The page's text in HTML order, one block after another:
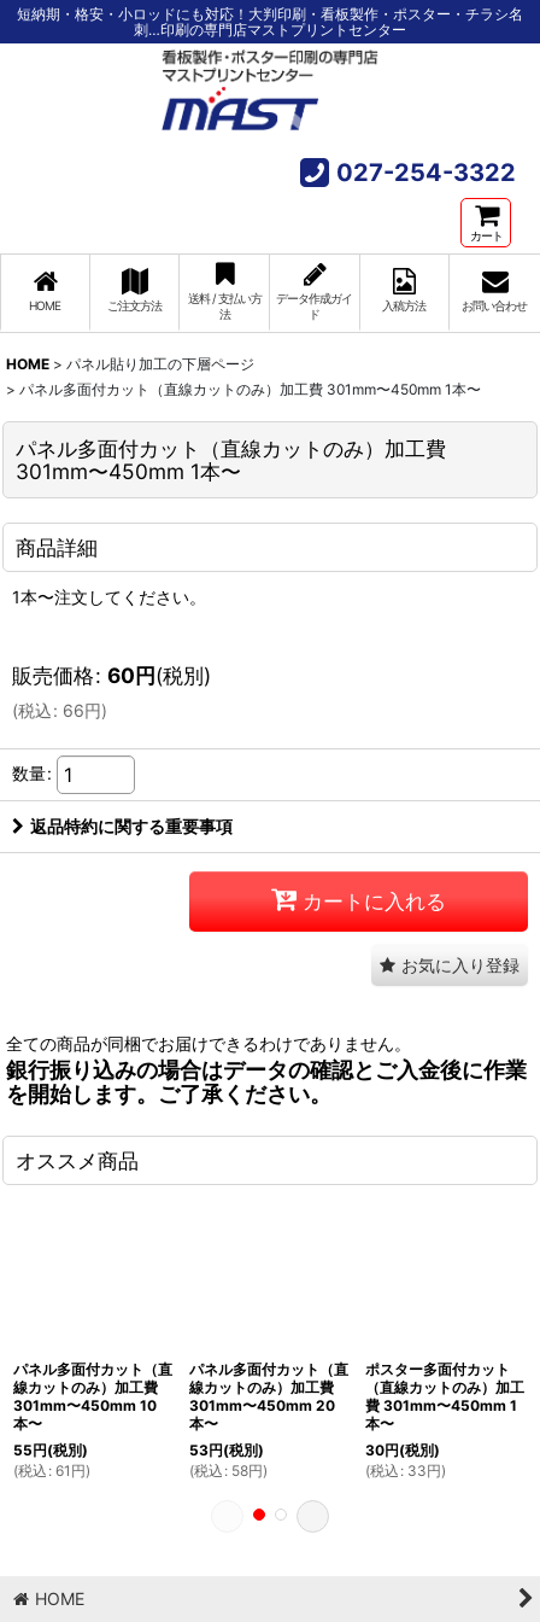
短納期・格安・小ロッドにも対応！大判印刷・看板製作・ポスター・チラシ名
刺…印刷の専門店マストプリントセンター
027-254-3322
カート
HOME ご注文方法
送料 / 支払い方
法
データ作成ガイ
ド
入稿方法 お問い合わせ
HOME > パネル貼り加工の下層ページ
> パネル多面付カット（直線カットのみ）加工費 301mm〜450mm 1本〜
パネル多面付カット（直線カットのみ）加工費
301mm〜450mm 1本〜
商品詳細
1本〜注文してください。
販売価格: 60円(税別)
(税込: 66円)
数量:
返品特約に関する重要事項
カートに入れる
お気に入り登録
全ての商品が同梱でお届けできるわけでありません。
銀行振り込みの場合はデータの確認とご入金後に作業
を開始します。ご了承ください。
オススメ商品
パネル多面付カット（直
線カットのみ）加工費
301mm〜450mm 10
本〜
55円(税別)
(税込 : 61 円)
パネル多面付カット（直
線カットのみ）加工費
301mm〜450mm 20
本〜
53円(税別)
(税込 : 58円)
ポスター多面付カット
（直線カットのみ）加工
費 301mm〜450mm 1
本〜
30円(税別)
(税込 : 33円)
HOME